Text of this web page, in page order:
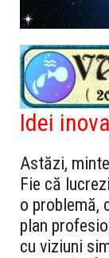
Idei
Astăzi,
Fie că
o problemă,
plan
cu viziuni